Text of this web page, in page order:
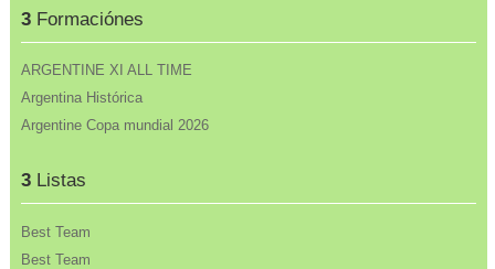
3Formaciónes
ARGENTINE XI ALL TIME
Argentina Histórica
Argentine Copa mundial 2026
3Listas
Best Team
Best Team